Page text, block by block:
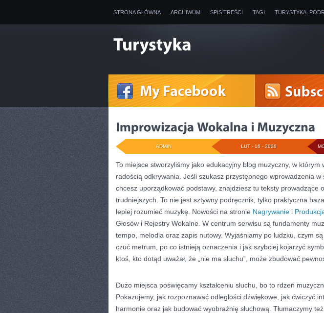
STRONA GŁÓWNA ARCHIWUM SPIS TREŚCI TAGI TURYSTYKA,
LUT - 16 - 2026
ADMIN
To miejsce stworzyliśmy jako edukacyjny blog muzyczny, w którym
radością odkrywania. Jeśli szukasz przystępnego wprowadzenia w
chcesz uporządkować podstawy, znajdziesz tu teksty prowadzące
trudniejszych. To nie jest sztywny podręcznik, tylko praktyczna
lepiej rozumieć muzykę. Nowości na stronie Nagrywanie i
Głosów i Rejestry Wokalne. W centrum serwisu są fundamenty
tempo, melodia oraz zapis nutowy. Wyjaśniamy po ludzku, czym
czuć metrum, po co istnieją oznaczenia i jak szybciej kojarzyć
ktoś, kto dotąd uważał, że „nie ma słuchu”, może zbudować
Dużo miejsca poświęcamy kształceniu słuchu, bo to rdzeń
Pokazujemy, jak rozpoznawać odległości dźwiękowe, jak ćwiczyć
harmonie oraz jak budować wyobraźnię słuchową. Tłumaczymy